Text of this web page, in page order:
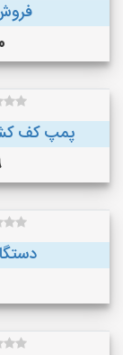
پمپ کف کش